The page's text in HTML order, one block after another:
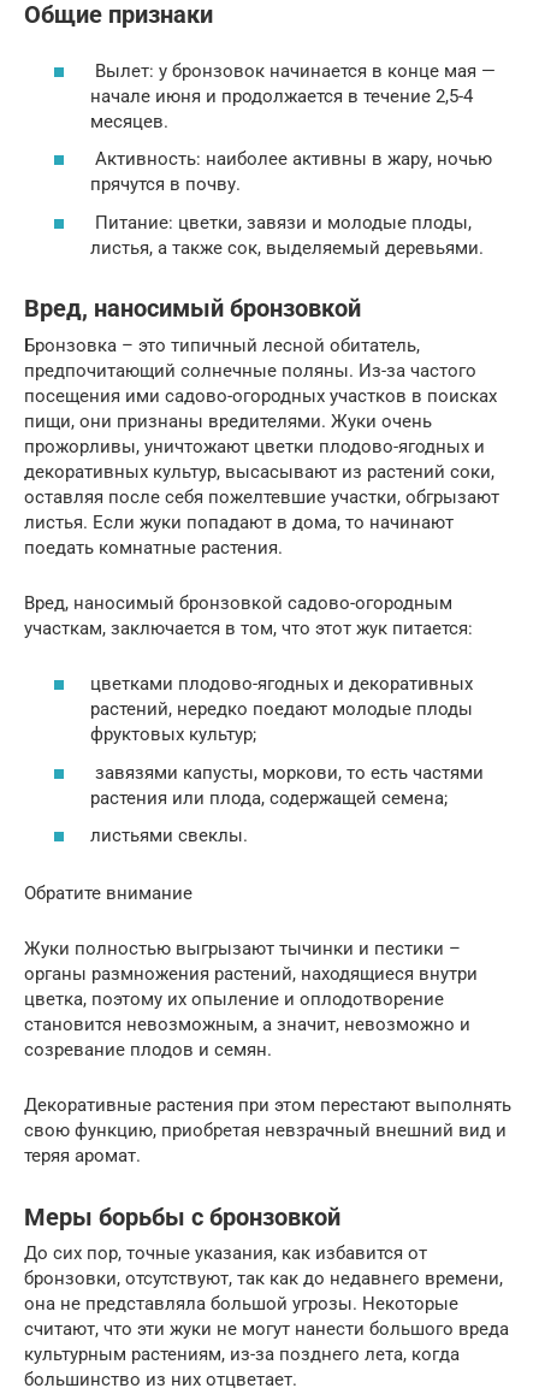
Общие признаки
Вылет: у бронзовок начинается в конце мая —
начале июня и продолжается в течение 2,5-4
месяцев.
Активность: наиболее активны в жару, ночью
прячутся в почву.
Питание: цветки, завязи и молодые плоды,
листья, а также сок, выделяемый деревьями.
Вред, наносимый бронзовкой
Бронзовка – это типичный лесной обитатель,
предпочитающий солнечные поляны. Из-за частого
посещения ими садово-огородных участков в поисках
пищи, они признаны вредителями. Жуки очень
прожорливы, уничтожают цветки плодово-ягодных и
декоративных культур, высасывают из растений соки,
оставляя после себя пожелтевшие участки, обгрызают
листья. Если жуки попадают в дома, то начинают
поедать комнатные растения.
Вред, наносимый бронзовкой садово-огородным
участкам, заключается в том, что этот жук питается:
цветками плодово-ягодных и декоративных
растений, нередко поедают молодые плоды
фруктовых культур;
завязями капусты, моркови, то есть частями
растения или плода, содержащей семена;
листьями свеклы.
Обратите внимание
Жуки полностью выгрызают тычинки и пестики –
органы размножения растений, находящиеся внутри
цветка, поэтому их опыление и оплодотворение
становится невозможным, а значит, невозможно и
созревание плодов и семян.
Декоративные растения при этом перестают выполнять
свою функцию, приобретая невзрачный внешний вид и
теряя аромат.
Меры борьбы с бронзовкой
До сих пор, точные указания, как избавится от
бронзовки, отсутствуют, так как до недавнего времени,
она не представляла большой угрозы. Некоторые
считают, что эти жуки не могут нанести большого вреда
культурным растениям, из-за позднего лета, когда
большинство из них отцветает.